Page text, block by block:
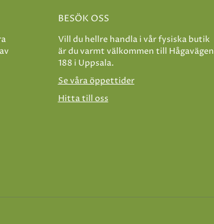
BESÖK OSS
Vill du hellre handla i vår fysiska butik
är du varmt välkommen till Hågavägen
188 i Uppsala.
Se våra öppettider
Hitta till oss